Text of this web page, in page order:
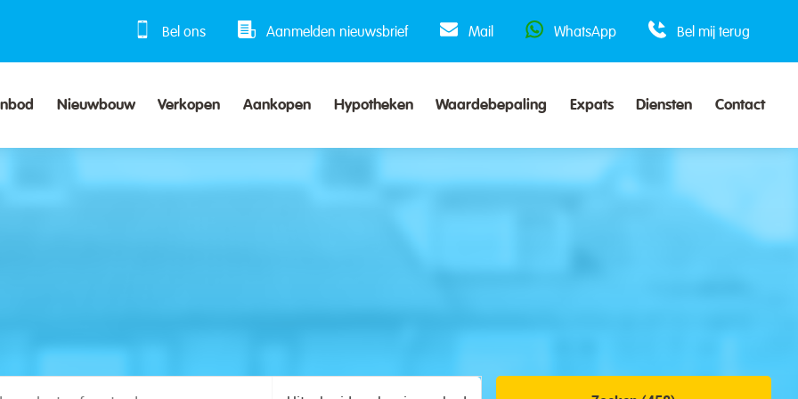
Bel ons Aanmelden nieuwsbrief Mail WhatsApp Bel mij terug
Nieuwbouw Verkopen Aankopen Hypotheken Waardebepaling Expats Diensten Contact